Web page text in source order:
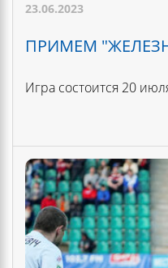
23.06.2023
ПРИМЕМ
Игра состоится 20